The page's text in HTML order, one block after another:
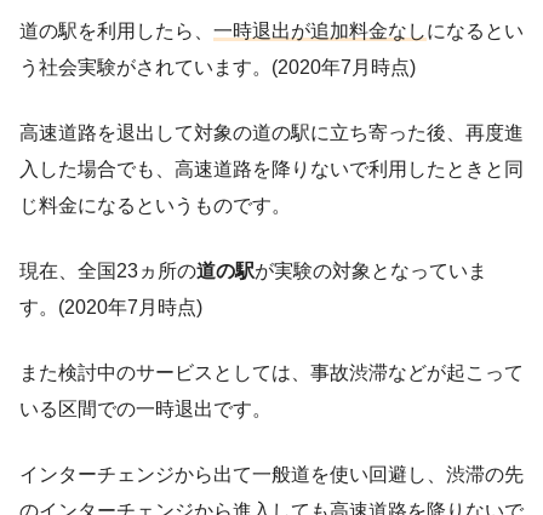
道の駅を利用したら、 一時退出が追加料金なしになるとい
う社会実験がされています。(2020年7月時点)
高速道路を退出して対象の道の駅に立ち寄った後、再度進
入した場合でも、高速道路を降りないで利用したときと同
じ料金になるというものです。
現在、全国23ヵ所の道の駅が実験の対象となっていま
す。(2020年7月時点)
また検討中のサービスとしては、事故渋滞などが起こって
いる区間での一時退出です。
インターチェンジから出て一般道を使い回避し、渋滞の先
のインターチェンジから進入しても高速道路を降りないで